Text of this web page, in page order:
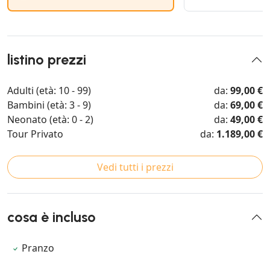
listino prezzi
Adulti (età: 10 - 99) da: 99,00 €
Bambini (età: 3 - 9)
da: 69,00 €
Neonato (età: 0 - 2)
da: 49,00 €
Tour Privato
da: 1.189,00 €
Vedi tutti i prezzi
cosa è incluso
Pranzo